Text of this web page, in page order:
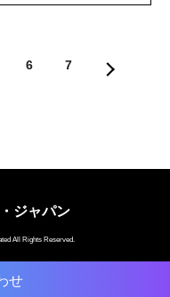
6 7
せ
ジャパン
All Rights Reserved.